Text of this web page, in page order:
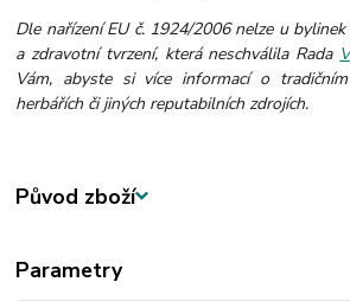
Dle nařízení EU č. 1924/2006 nelze u
a zdravotní tvrzení, která neschválila Rada
Vám, abyste si více informací o
herbářích či jiných reputabilních zdrojích.
Původ zboží
Parametry